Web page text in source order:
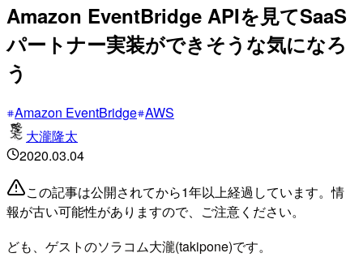
Amazon EventBridge APIを見てSaaS
パートナー実装ができそうな気になろ
う
Amazon EventBridge AWS
大瀧隆太
2020.03.04
この記事は公開されてから1年以上経過しています。情
報が古い可能性がありますので、ご注意ください。
ども、ゲストのソラコム大瀧(takipone)です。